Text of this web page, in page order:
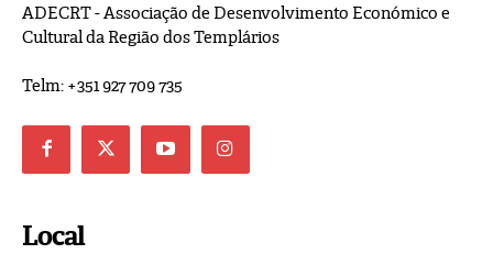
ADECRT - Associação de Desenvolvimento Económico e
Cultural da Região dos Templários
Telm: +351 927 709 735
Local